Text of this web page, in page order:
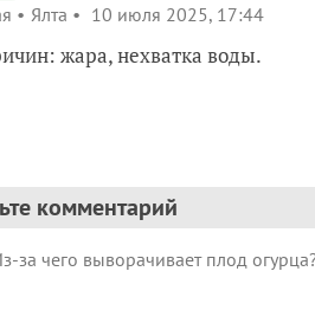
Ялта 10 июля 2025, 17:44
жара, нехватка воды.
комментарий